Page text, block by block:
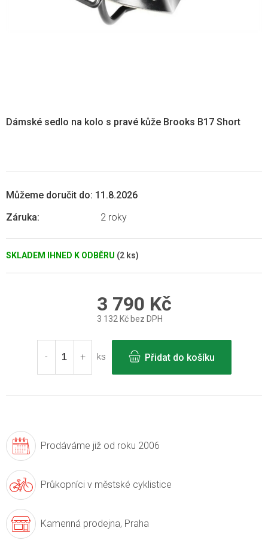
SKLADEM IHNED K ODBĚRU (2 ks)
Můžeme doručit do: 11.8.2026
Záruka: 2 roky
Dámské sedlo na kolo s pravé kůže Brooks B17 Short
3 790 Kč
3 132 Kč bez DPH
cena:
ks
Přidat do košíku
Prodáváme již od roku 2006
Průkopníci v městské cyklistice
Kamenná prodejna, Praha